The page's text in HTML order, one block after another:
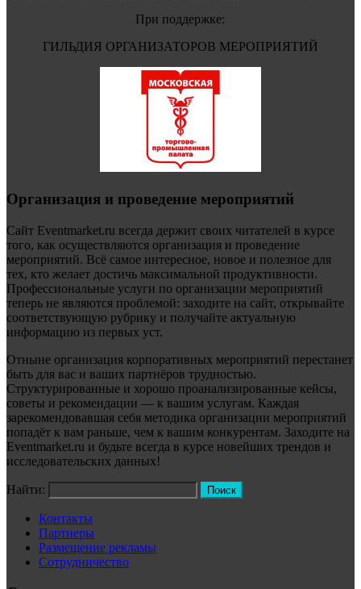
При поддержке:
ГИЛЬДИЯ ОРГАНИЗАТОРОВ МЕРОПРИЯТИЙ
Организация и проведение мероприятий
Сайт Eventmarket.ru всегда держит своих читателей в курсе
того, как осуществляются организация и проведение
мероприятий. Всё самое интересное, новое и полезное для
тех, кто желает достичь максимальной продуктивности.
Профессиональные услуги по организации мероприятий
теперь не являются проблемой: заходите на сайт, открывайте
соответствующую рубрику и получайте актуальную
информацию из первых уст.
Отныне организация корпоративных мероприятий перестанет
быть для вас и ваших партнёров трудностью.
Структурированные и хорошо проанализированные кейсы,
советы и рекомендации — к вашим услугам. Каждая
зарекомендовавшая себя методика организации мероприятий
попадёт к вам раньше, чем к вашим конкурентам. Заходите на
Eventmarket.ru и будьте всегда в курсе новейших трендов и
исследовательских данных!
Найти:
Контакты
Партнеры
Размещение рекламы
Сотрудничество